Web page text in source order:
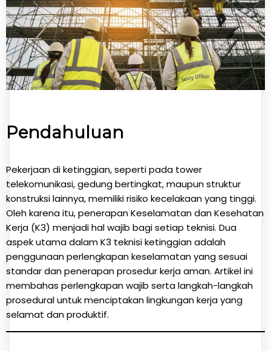
Pendahuluan
Pekerjaan di ketinggian, seperti pada tower
telekomunikasi, gedung bertingkat, maupun struktur
konstruksi lainnya, memiliki risiko kecelakaan yang tinggi.
Oleh karena itu, penerapan Keselamatan dan Kesehatan
Kerja (K3) menjadi hal wajib bagi setiap teknisi. Dua
aspek utama dalam K3 teknisi ketinggian adalah
penggunaan perlengkapan keselamatan yang sesuai
standar dan penerapan prosedur kerja aman. Artikel ini
membahas perlengkapan wajib serta langkah-langkah
prosedural untuk menciptakan lingkungan kerja yang
selamat dan produktif.